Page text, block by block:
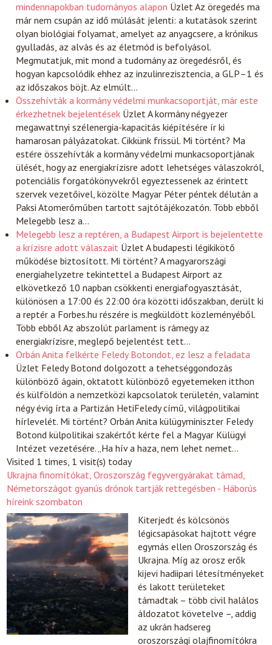
mindennapokban tudományos alapon ÜzletAz öregedés ma
már nem csupán az idő múlását jelenti: a kutatások szerint
olyan biológiai folyamat, amelyet az anyagcsere, a krónikus
gyulladás, az alvás és az életmód is befolyásol.
Megmutatjuk, mit mond a tudomány az öregedésről, és
hogyan kapcsolódik ehhez az inzulinrezisztencia, a GLP–1 és
az időszakos böjt. Az elmúlt…
Összehívták a kormány védelmi munkacsoportját, már este
érkezhetnek bejelentések ÜzletA kormány négyezer
megawattnyi szélenergia-kapacitás kiépítésére ír ki
hamarosan pályázatokat. Cikkünk frissül. Mi történt? Ma
estére összehívták a kormány védelmi munkacsoportjának
ülését, hogy az energiakrízisre adott lehetséges válaszokról,
potenciális forgatókönyvekről egyeztessenek az érintett
szervek vezetőivel, közölte Magyar Péter péntek délután a
Paksi Atomerőműben tartott sajtótájékozatón. Több ebből
Melegebb lesz a…
Melegebb lesz a reptéren, a Budapest Airport is bejelentette
a krízisre adott válaszait ÜzletA budapesti légikikötő
működése biztosított. Mi történt? A magyarországi
energiahelyzetre tekintettel a Budapest Airport az
elkövetkező 10 napban csökkenti energiafogyasztását,
különösen a 17:00 és 22:00 óra közötti időszakban, derült ki
a reptér a Forbes.hu részére is megküldött közleményéből.
Több ebből Az abszolút parlament is rámegy az
energiakrízisre, meglepő bejelentést tett…
Orbán Anita felkérte Feledy Botondot, ez lesz a feladata
Üzlet Feledy Botond dolgozott a tehetséggondozás
különböző ágain, oktatott különböző egyetemeken itthon
és külföldön a nemzetközi kapcsolatok területén, valamint
négy évig írta a Partizán HetiFeledy című, világpolitikai
hírlevelét. Mi történt? Orbán Anita külügyminiszter Feledy
Botond külpolitikai szakértőt kérte fel a Magyar Külügyi
Intézet vezetésére. „Ha hív a haza, nem lehet nemet…
Visited 1 times, 1 visit(s) today
Ukrajna finomítókat, Oroszország fegyvergyárakat támad,
Németországot gyanús drónok tartják rettegésben - Háborús
híreink szombaton
Kiterjedt és kölcsönös
légicsapásokat hajtott végre
egymás ellen Oroszország és
Ukrajna. Míg az orosz erők
kijevi hadiipari létesítményeket
és lakott területeket
támadtak – több civil halálos
áldozatot követelve –, addig
az ukrán hadsereg
oroszországi olajfinomítókra